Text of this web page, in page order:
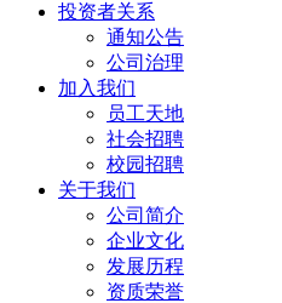
投资者关系
通知公告
公司治理
加入我们
员工天地
社会招聘
校园招聘
关于我们
公司简介
企业文化
发展历程
资质荣誉